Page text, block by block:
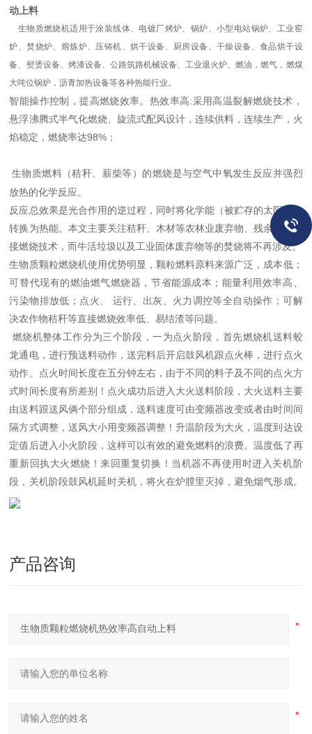
动上料
生物质燃烧机适用于涂装线体、电镀厂烤炉、锅炉、小型电站锅炉、工业窑
炉、焚烧炉、熔炼炉、压铸机、烘干设备、厨房设备、干燥设备、食品烘干设
备、熨烫设备、烤漆设备、公路筑路机械设备、工业退火炉、燃油，燃气，燃煤
大吨位锅炉，沥青加热设备等各种热能行业。
智能操作控制，提高燃烧效率。热效率高:采用高温裂解燃烧技术，
悬浮沸腾式半气化燃烧、旋流式配风设计，连续供料，连续生产，火
焰稳定，燃烧率达98%；
生物质燃料（秸秆、薪柴等）的燃烧是与空气中氧发生反应并强烈
放热的化学反应。
反应总效果是光合作用的逆过程，同时将化学能（被贮存的太阳能）
转换为热能。本文主要关注秸秆、木材等农林业废弃物、残余物的直
接燃烧技术，而牛活垃圾以及工业固体废弃物等的焚烧将不再涉及。
生物质颗粒燃烧机使用优势明显，颗粒燃料原料来源广泛，成本低；
可替代现有的燃油燃气燃烧器，节省能源成本；能量利用效率高、
污染物排放低；点火、 运行、出灰、火力调控等全自动操作；可解
决农作物秸秆等直接燃烧效率低、易结渣等问题。
燃烧机整体工作分为三个阶段，一为点火阶段，首先燃烧机送料蛟
龙通电，进行预送料动作，送完料后开启鼓风机跟点火棒，进行点火
动作。点火时间长度在五分钟左右，由于不同的料子及不同的点火方
式时间长度有所差别！点火成功后进入大火送料阶段，大火送料主要
由送料跟送风俩个部分组成，送料速度可由变频器改变或者由时间间
隔方式调整，送风大小用变频器调整！升温阶段为大火，温度到达设
定值后进入小火阶段，这样可以有效的避免燃料的浪费。温度低了再
重新回执大火燃烧！来回重复切换！当机器不再使用时进入关机阶
段，关机阶段鼓风机延时关机，将火在炉膛里灭掉，避免烟气形成。
产品咨询